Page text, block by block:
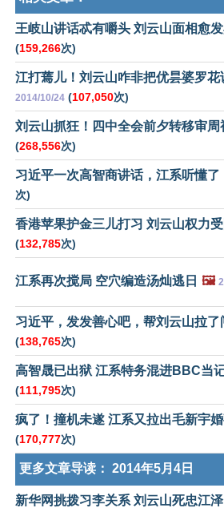
王岐山讲话忒有嚼头 刘云山面相愈
(159,266次)
江打蔫儿！刘云山咋非把优昙婆罗花
2014/10/24 (107,050次)
刘云山抓狂！四中全会前夕转移审周
(268,556次)
习近平一次高智商讲话，江系听懂了
次)
香港苹果护金三儿打习 刘云山权力
(132,785次)
江系再次搅局 空穴编造汤灿逃日 🖼️
习近平，发发善心吧，帮刘云山拉了
(138,765次)
高智晟已出狱 江系特务混进BBC当
(111,795次)
疯了！撞机未遂 江系又拉出毛新宇
(170,777次)
更多文章导读： 2014年5月4日
新华网挑拨习李关系 刘云山死忠江